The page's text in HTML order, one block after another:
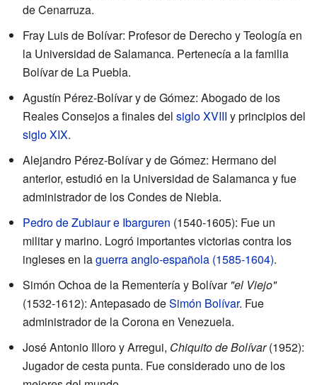
de Cenarruza.
Fray Luis de Bolívar: Profesor de Derecho y Teología en
la Universidad de Salamanca. Pertenecía a la familia
Bolívar de La Puebla.
Agustín Pérez-Bolívar y de Gómez: Abogado de los
Reales Consejos a finales del siglo XVIII y principios del
siglo XIX.
Alejandro Pérez-Bolívar y de Gómez: Hermano del
anterior, estudió en la Universidad de Salamanca y fue
administrador de los Condes de Niebla.
Pedro de Zubiaur e Ibarguren (1540-1605): Fue un
militar y marino. Logró importantes victorias contra los
ingleses en laguerra anglo-española (1585-1604).
Simón Ochoa de la Rementería y Bolívar "el Viejo"
(1532-1612): Antepasado deSimón Bolívar. Fue
administrador de la Corona en Venezuela.
José Antonio Illoro y Arregui, Chiquito de Bolívar(1952):
Jugador de cesta punta. Fue considerado uno de los